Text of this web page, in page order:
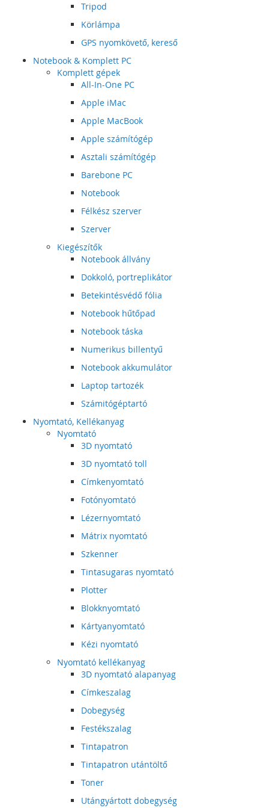
Tripod
Körlámpa
GPS nyomkövető, kereső
Notebook & Komplett PC
Komplett gépek
All-In-One PC
Apple iMac
Apple MacBook
Apple számítógép
Asztali számítógép
Barebone PC
Notebook
Félkész szerver
Szerver
Kiegészítők
Notebook állvány
Dokkoló, portreplikátor
Betekintésvédő fólia
Notebook hűtőpad
Notebook táska
Numerikus billentyű
Notebook akkumulátor
Laptop tartozék
Számitógéptartó
Nyomtató, Kellékanyag
Nyomtató
3D nyomtató
3D nyomtató toll
Címkenyomtató
Fotónyomtató
Lézernyomtató
Mátrix nyomtató
Szkenner
Tintasugaras nyomtató
Plotter
Blokknyomtató
Kártyanyomtató
Kézi nyomtató
Nyomtató kellékanyag
3D nyomtató alapanyag
Címkeszalag
Dobegység
Festékszalag
Tintapatron
Tintapatron utántöltő
Toner
Utángyártott dobegység